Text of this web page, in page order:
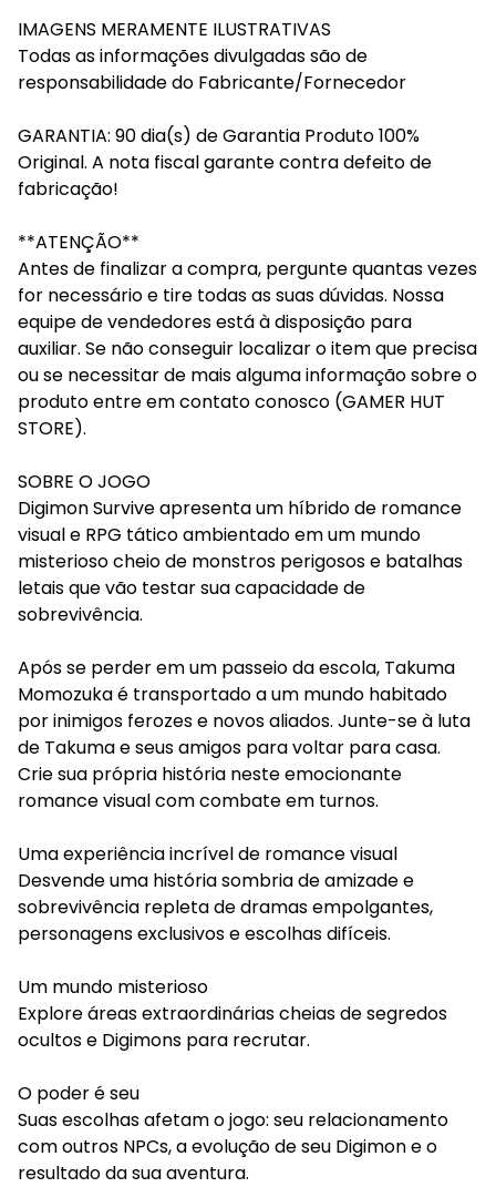
IMAGENS MERAMENTE ILUSTRATIVAS
Todas as informações divulgadas são de
responsabilidade do Fabricante/Fornecedor
GARANTIA: 90 dia(s) de Garantia Produto 100%
Original. A nota fiscal garante contra defeito de
fabricação!
**ATENÇÃO**
Antes de finalizar a compra, pergunte quantas vezes
for necessário e tire todas as suas dúvidas. Nossa
equipe de vendedores está à disposição para
auxiliar. Se não conseguir localizar o item que precisa
ou se necessitar de mais alguma informação sobre o
produto entre em contato conosco (GAMER HUT
STORE).
SOBRE O JOGO
Digimon Survive apresenta um híbrido de romance
visual e RPG tático ambientado em um mundo
misterioso cheio de monstros perigosos e batalhas
letais que vão testar sua capacidade de
sobrevivência.
Após se perder em um passeio da escola, Takuma
Momozuka é transportado a um mundo habitado
por inimigos ferozes e novos aliados. Junte-se à luta
de Takuma e seus amigos para voltar para casa.
Crie sua própria história neste emocionante
romance visual com combate em turnos.
Uma experiência incrível de romance visual
Desvende uma história sombria de amizade e
sobrevivência repleta de dramas empolgantes,
personagens exclusivos e escolhas difíceis.
Um mundo misterioso
Explore áreas extraordinárias cheias de segredos
ocultos e Digimons para recrutar.
O poder é seu
Suas escolhas afetam o jogo: seu relacionamento
com outros NPCs, a evolução de seu Digimon e o
resultado da sua aventura.